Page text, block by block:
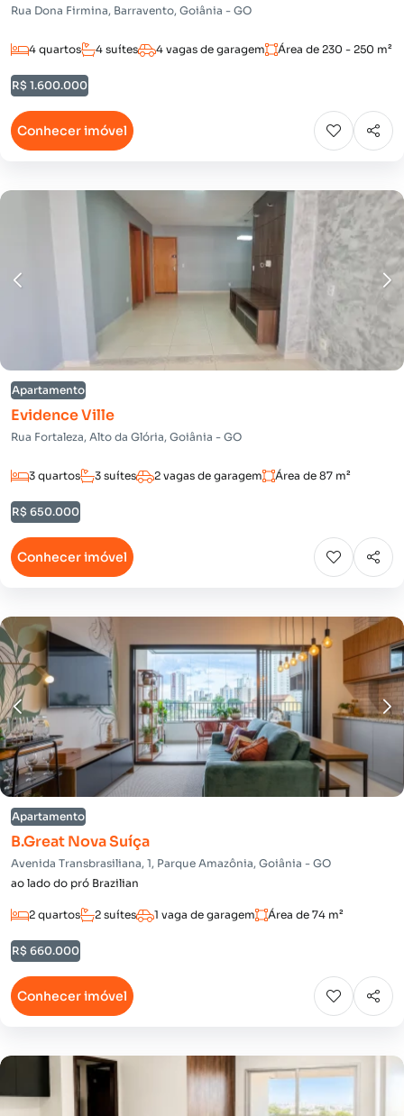
Rua Dona Firmina, Barravento, Goiânia - GO
4 quartos 4 suítes 4 vagas de garagem Área de 230 - 250 m²
R$ 1.600.000
Conhecer imóvel
Apartamento
Evidence Ville
Rua Fortaleza, Alto da Glória, Goiânia - GO
3 quartos 3 suítes 2 vagas de garagem Área de 87 m²
R$ 650.000
Conhecer imóvel
Apartamento
B.Great Nova Suíça
Avenida Transbrasiliana, 1, Parque Amazônia, Goiânia - GO
ao lado do pró Brazilian
2 quartos 2 suítes 1 vaga de garagem Área de 74 m²
R$ 660.000
Conhecer imóvel